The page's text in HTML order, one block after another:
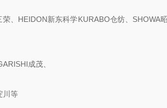
、HEIDON新东科学KURABO仓纺、SHOWA
成茂、
川等